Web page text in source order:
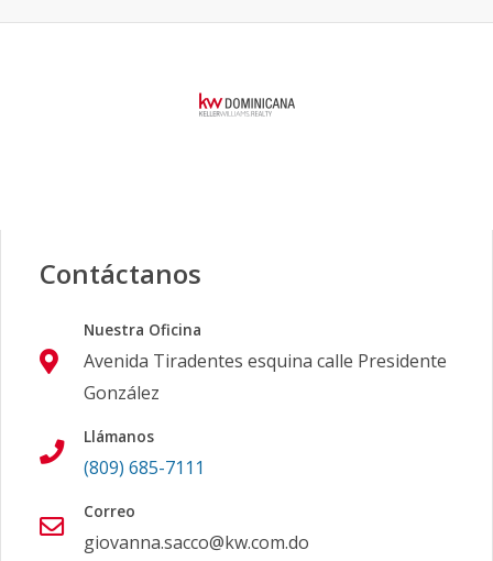
Contáctanos
Nuestra Oficina
Avenida Tiradentes esquina calle Presidente
González
Llámanos
(809) 685-7111
Correo
giovanna.sacco@kw.com.do